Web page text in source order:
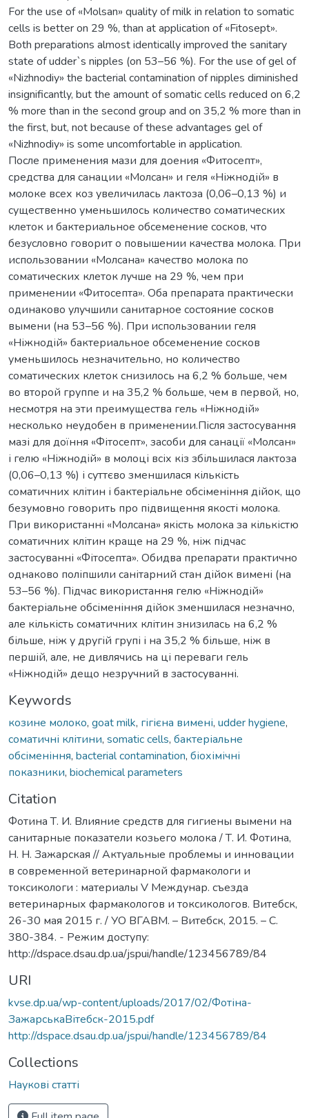
For the use of «Molsan» quality of milk in relation to somatic
cells is better on 29 %, than at application of «Fitosept».
Both preparations almost identically improved the sanitary
state of udder`s nipples (on 53–56 %). For the use of gel of
«Nizhnodiy» the bacterial contamination of nipples diminished
insignificantly, but the amount of somatic cells reduced on 6,2
% more than in the second group and on 35,2 % more than in
the first, but, not because of these advantages gel of
«Nizhnodiy» is some uncomfortable in application.
После применения мази для доения «Фитосепт»,
средства для санации «Молсан» и геля «Ніжнодій» в
молоке всех коз увеличилась лактоза (0,06–0,13 %) и
существенно уменьшилось количество соматических
клеток и бактериальное обсеменение сосков, что
безусловно говорит о повышении качества молока. При
использовании «Молсана» качество молока по
соматических клеток лучше на 29 %, чем при
применении «Фитосепта». Оба препарата практически
одинаково улучшили санитарное состояние сосков
вымени (на 53–56 %). При использовании геля
«Ніжнодій» бактериальное обсеменение сосков
уменьшилось незначительно, но количество
соматических клеток снизилось на 6,2 % больше, чем
во второй группе и на 35,2 % больше, чем в первой, но,
несмотря на эти преимущества гель «Ніжнодій»
несколько неудобен в применении.Після застосування
мазі для доїння «Фітосепт», засоби для санації «Молсан»
і гелю «Ніжнодій» в молоці всіх кіз збільшилася лактоза
(0,06–0,13 %) і суттєво зменшилася кількість
соматичних клітин і бактеріальне обсіменіння дійок, що
безумовно говорить про підвищення якості молока.
При використанні «Молсана» якість молока за кількістю
соматичних клітин краще на 29 %, ніж підчас
застосуванні «Фітосепта». Обидва препарати практично
однаково поліпшили санітарний стан дійок вимені (на
53–56 %). Підчас використання гелю «Ніжнодій»
бактеріальне обсіменіння дійок зменшилася незначно,
але кількість соматичних клітин знизилась на 6,2 %
більше, ніж у другій групі і на 35,2 % більше, ніж в
першій, але, не дивлячись на ці переваги гель
«Ніжнодій» дещо незручний в застосуванні.
Keywords
козине молоко, goat milk, гігієна вимені, udder hygiene,
соматичні клітини, somatic cells, бактеріальне
обсіменіння, bacterial contamination, біохімічні
показники, biochemical parameters
Citation
Фотина Т. И. Влияние средств для гигиены вымени на
санитарные показатели козьего молока / Т. И. Фотина,
Н. Н. Зажарская // Актуальные проблемы и инновации
в современной ветеринарной фармакологи и
токсикологи : материалы V Междунар. съезда
ветеринарных фармакологов и токсикологов. Витебск,
26-30 мая 2015 г. / УО ВГАВМ. – Витебск, 2015. – С.
380-384. - Режим доступу:
http://dspace.dsau.dp.ua/jspui/handle/123456789/84
URI
kvse.dp.ua/wp-content/uploads/2017/02/Фотіна-
ЗажарськаВітебск-2015.pdf
http://dspace.dsau.dp.ua/jspui/handle/123456789/84
Collections
Наукові статті